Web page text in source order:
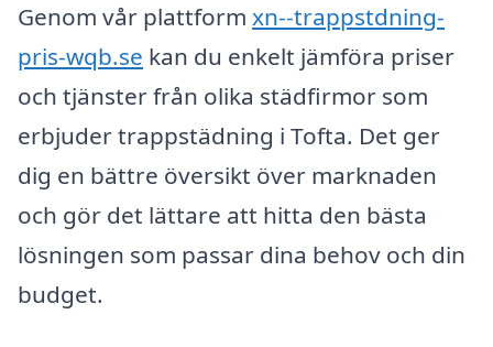
Genom vår plattform xn--trappstdning-
pris-wqb.se kan du enkelt jämföra priser
och tjänster från olika städfirmor som
erbjuder trappstädning i Tofta. Det ger
dig en bättre översikt över marknaden
och gör det lättare att hitta den bästa
lösningen som passar dina behov och din
budget.